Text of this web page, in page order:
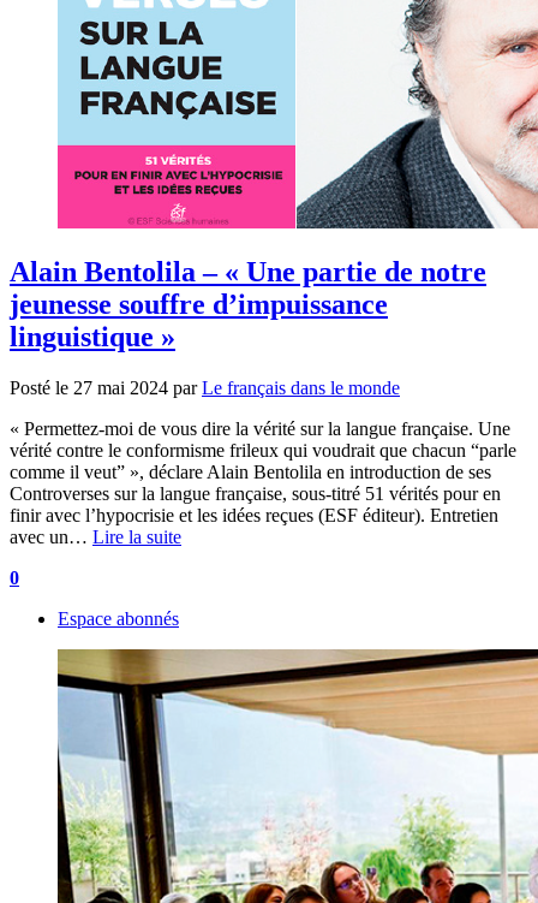
Alain Bentolila – « Une partie de notre
jeunesse souffre d’impuissance
linguistique »
Posté le 27 mai 2024 par Le français dans le monde
« Permettez-moi de vous dire la vérité sur la langue française. Une
vérité contre le conformisme frileux qui voudrait que chacun “parle
comme il veut” », déclare Alain Bentolila en introduction de ses
Controverses sur la langue française, sous-titré 51 vérités pour en
finir avec l’hypocrisie et les idées reçues (ESF éditeur). Entretien
avec un… Lire la suite
0
Espace abonnés